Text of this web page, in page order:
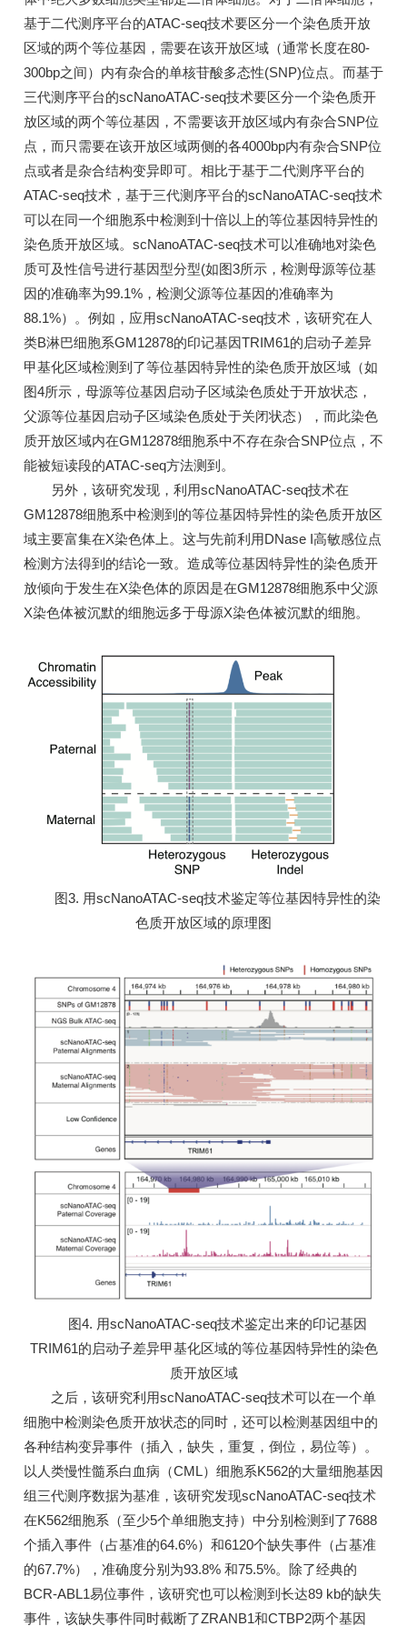
基于二代测序平台的ATAC-seq技术要区分一个染色质开放
区域的两个等位基因，需要在该开放区域（通常长度在80-
300bp之间）内有杂合的单核苷酸多态性(SNP)位点。而基于
三代测序平台的scNanoATAC-seq技术要区分一个染色质开
放区域的两个等位基因，不需要该开放区域内有杂合SNP位
点，而只需要在该开放区域两侧的各4000bp内有杂合SNP位
点或者是杂合结构变异即可。相比于基于二代测序平台的
ATAC-seq技术，基于三代测序平台的scNanoATAC-seq技术
可以在同一个细胞系中检测到十倍以上的等位基因特异性的
染色质开放区域。scNanoATAC-seq技术可以准确地对染色
质可及性信号进行基因型分型(如图3所示，检测母源等位基
因的准确率为99.1%，检测父源等位基因的准确率为
88.1%）。例如，应用scNanoATAC-seq技术，该研究在人
类B淋巴细胞系GM12878的印记基因TRIM61的启动子差异
甲基化区域检测到了等位基因特异性的染色质开放区域（如
图4所示，母源等位基因启动子区域染色质处于开放状态，
父源等位基因启动子区域染色质处于关闭状态），而此染色
质开放区域内在GM12878细胞系中不存在杂合SNP位点，不
能被短读段的ATAC-seq方法测到。
另外，该研究发现，利用scNanoATAC-seq技术在
GM12878细胞系中检测到的等位基因特异性的染色质开放区
域主要富集在X染色体上。这与先前利用DNase I高敏感位点
检测方法得到的结论一致。造成等位基因特异性的染色质开
放倾向于发生在X染色体的原因是在GM12878细胞系中父源
X染色体被沉默的细胞远多于母源X染色体被沉默的细胞。
图3. 用scNanoATAC-seq技术鉴定等位基因特异性的染
色质开放区域的原理图
图4. 用scNanoATAC-seq技术鉴定出来的印记基因
TRIM61的启动子差异甲基化区域的等位基因特异性的染色
质开放区域
之后，该研究利用scNanoATAC-seq技术可以在一个单
细胞中检测染色质开放状态的同时，还可以检测基因组中的
各种结构变异事件（插入，缺失，重复，倒位，易位等）。
以人类慢性髓系白血病（CML）细胞系K562的大量细胞基因
组三代测序数据为基准，该研究发现scNanoATAC-seq技术
在K562细胞系（至少5个单细胞支持）中分别检测到了7688
个插入事件（占基准的64.6%）和6120个缺失事件（占基准
的67.7%），准确度分别为93.8% 和75.5%。除了经典的
BCR-ABL1易位事件，该研究也可以检测到长达89 kb的缺失
事件，该缺失事件同时截断了ZRANB1和CTBP2两个基因